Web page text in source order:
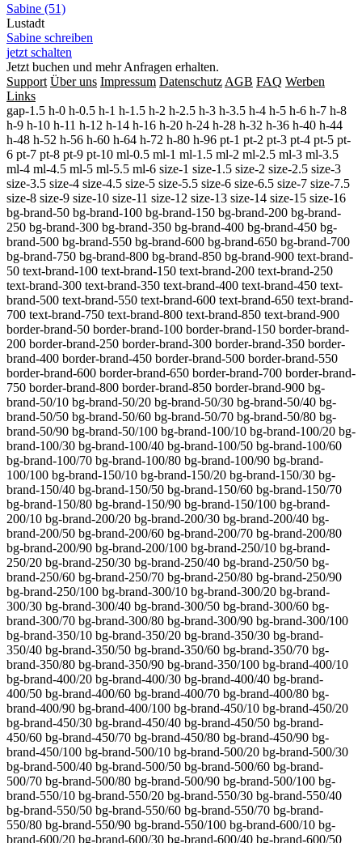
Sabine (51)
Lustadt
Sabine schreiben
jetzt schalten
Jetzt buchen und mehr Anfragen erhalten.
Support Über uns Impressum Datenschutz AGB FAQ Werben
Links
gap-1.5 h-0 h-0.5 h-1 h-1.5 h-2 h-2.5 h-3 h-3.5 h-4 h-5 h-6 h-7 h-8
h-9 h-10 h-11 h-12 h-14 h-16 h-20 h-24 h-28 h-32 h-36 h-40 h-44
h-48 h-52 h-56 h-60 h-64 h-72 h-80 h-96 pt-1 pt-2 pt-3 pt-4 pt-5 pt-
6 pt-7 pt-8 pt-9 pt-10 ml-0.5 ml-1 ml-1.5 ml-2 ml-2.5 ml-3 ml-3.5
ml-4 ml-4.5 ml-5 ml-5.5 ml-6 size-1 size-1.5 size-2 size-2.5 size-3
size-3.5 size-4 size-4.5 size-5 size-5.5 size-6 size-6.5 size-7 size-7.5
size-8 size-9 size-10 size-11 size-12 size-13 size-14 size-15 size-16
bg-brand-50 bg-brand-100 bg-brand-150 bg-brand-200 bg-brand-
250 bg-brand-300 bg-brand-350 bg-brand-400 bg-brand-450 bg-
brand-500 bg-brand-550 bg-brand-600 bg-brand-650 bg-brand-700
bg-brand-750 bg-brand-800 bg-brand-850 bg-brand-900 text-brand-
50 text-brand-100 text-brand-150 text-brand-200 text-brand-250
text-brand-300 text-brand-350 text-brand-400 text-brand-450 text-
brand-500 text-brand-550 text-brand-600 text-brand-650 text-brand-
700 text-brand-750 text-brand-800 text-brand-850 text-brand-900
border-brand-50 border-brand-100 border-brand-150 border-brand-
200 border-brand-250 border-brand-300 border-brand-350 border-
brand-400 border-brand-450 border-brand-500 border-brand-550
border-brand-600 border-brand-650 border-brand-700 border-brand-
750 border-brand-800 border-brand-850 border-brand-900 bg-
brand-50/10 bg-brand-50/20 bg-brand-50/30 bg-brand-50/40 bg-
brand-50/50 bg-brand-50/60 bg-brand-50/70 bg-brand-50/80 bg-
brand-50/90 bg-brand-50/100 bg-brand-100/10 bg-brand-100/20 bg-
brand-100/30 bg-brand-100/40 bg-brand-100/50 bg-brand-100/60
bg-brand-100/70 bg-brand-100/80 bg-brand-100/90 bg-brand-
100/100 bg-brand-150/10 bg-brand-150/20 bg-brand-150/30 bg-
brand-150/40 bg-brand-150/50 bg-brand-150/60 bg-brand-150/70
bg-brand-150/80 bg-brand-150/90 bg-brand-150/100 bg-brand-
200/10 bg-brand-200/20 bg-brand-200/30 bg-brand-200/40 bg-
brand-200/50 bg-brand-200/60 bg-brand-200/70 bg-brand-200/80
bg-brand-200/90 bg-brand-200/100 bg-brand-250/10 bg-brand-
250/20 bg-brand-250/30 bg-brand-250/40 bg-brand-250/50 bg-
brand-250/60 bg-brand-250/70 bg-brand-250/80 bg-brand-250/90
bg-brand-250/100 bg-brand-300/10 bg-brand-300/20 bg-brand-
300/30 bg-brand-300/40 bg-brand-300/50 bg-brand-300/60 bg-
brand-300/70 bg-brand-300/80 bg-brand-300/90 bg-brand-300/100
bg-brand-350/10 bg-brand-350/20 bg-brand-350/30 bg-brand-
350/40 bg-brand-350/50 bg-brand-350/60 bg-brand-350/70 bg-
brand-350/80 bg-brand-350/90 bg-brand-350/100 bg-brand-400/10
bg-brand-400/20 bg-brand-400/30 bg-brand-400/40 bg-brand-
400/50 bg-brand-400/60 bg-brand-400/70 bg-brand-400/80 bg-
brand-400/90 bg-brand-400/100 bg-brand-450/10 bg-brand-450/20
bg-brand-450/30 bg-brand-450/40 bg-brand-450/50 bg-brand-
450/60 bg-brand-450/70 bg-brand-450/80 bg-brand-450/90 bg-
brand-450/100 bg-brand-500/10 bg-brand-500/20 bg-brand-500/30
bg-brand-500/40 bg-brand-500/50 bg-brand-500/60 bg-brand-
500/70 bg-brand-500/80 bg-brand-500/90 bg-brand-500/100 bg-
brand-550/10 bg-brand-550/20 bg-brand-550/30 bg-brand-550/40
bg-brand-550/50 bg-brand-550/60 bg-brand-550/70 bg-brand-
550/80 bg-brand-550/90 bg-brand-550/100 bg-brand-600/10 bg-
brand-600/20 bg-brand-600/30 bg-brand-600/40 bg-brand-600/50